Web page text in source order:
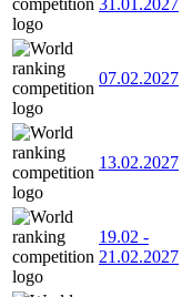
31.01.2027
07.02.2027
13.02.2027
19.02 -
21.02.2027